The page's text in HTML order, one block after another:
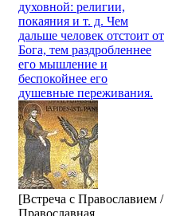
духовной: религии,
покаяния и т. д. Чем
дальше человек отстоит от
Бога, тем раздробленнее
его мышление и
беспокойнее его
душевные переживания.
[Встреча с Православием /
Православная